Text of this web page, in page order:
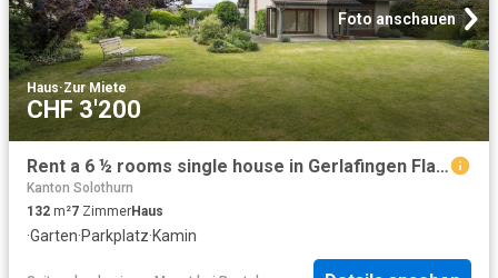
Foto anschauen
Haus·Zur Miete
CHF 3'200
Rent a 6 ½ rooms single house in Gerlafingen Flatfox
Kanton Solothurn
132 m²7 ZimmerHaus
·Garten·Parkplatz·Kamin